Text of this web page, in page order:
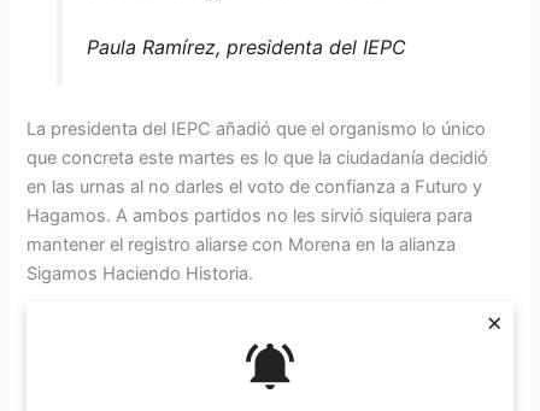
×
Paula Ramírez, presidenta del IEPC
La presidenta del IEPC añadió que el organismo lo único
que concreta este martes es lo que la ciudadanía decidió
en las urnas al no darles el voto de confianza a Futuro y
Hagamos. A ambos partidos no les sirvió siquiera para
mantener el registro aliarse con Morena en la alianza
Sigamos Haciendo Historia.